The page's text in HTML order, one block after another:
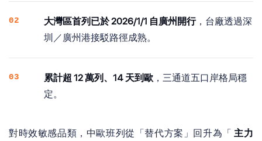
02 大灣區首列已於 2026/1/1 自廣州開行，台廠透過深
圳／廣州港接駁路徑成熟。
03 累計超 12 萬列、14 天到歐 ，三通道五口岸格局穩
定。
對時效敏感品類，中歐班列從「替代方案」回升為「主力